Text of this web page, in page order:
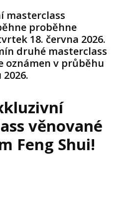
masterclass
proběhne
18. června 2026.
druhé masterclass
oznámen v průběhu
věnované
Feng Shui!